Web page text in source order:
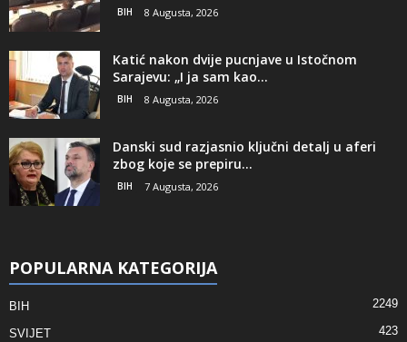
BIH 8 Augusta, 2026
Katić nakon dvije pucnjave u Istočnom
Sarajevu: „I ja sam kao...
BIH 8 Augusta, 2026
Danski sud razjasnio ključni detalj u aferi
zbog koje se prepiru...
BIH 7 Augusta, 2026
POPULARNA KATEGORIJA
BIH 2249
SVIJET 423